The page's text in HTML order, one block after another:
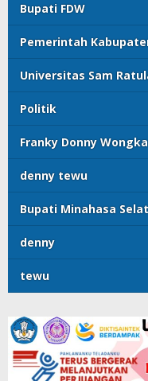
Bupati FDW
Pemerintah
Universitas Sam
Politik
Franky Donny
denny tewu
Bupati Minahasa
denny
tewu